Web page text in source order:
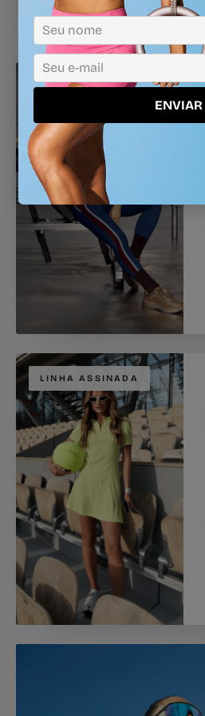
movimento, força e presença.
inspiram você a se tornar
LINHA ASSINADA
LINHA ASSINADA
ENVIAR